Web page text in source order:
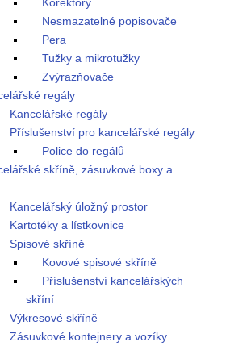
Korektory
Nesmazatelné popisovače
Pera
Tužky a mikrotužky
Zvýrazňovače
regály
Kancelářské regály
Příslušenství pro kancelářské regály
Police do regálů
skříně, zásuvkové boxy a
Kancelářský úložný prostor
Kartotéky a lístkovnice
Spisové skříně
Kovové spisové skříně
Příslušenství kancelářských
skříní
Výkresové skříně
Zásuvkové kontejnery a vozíky